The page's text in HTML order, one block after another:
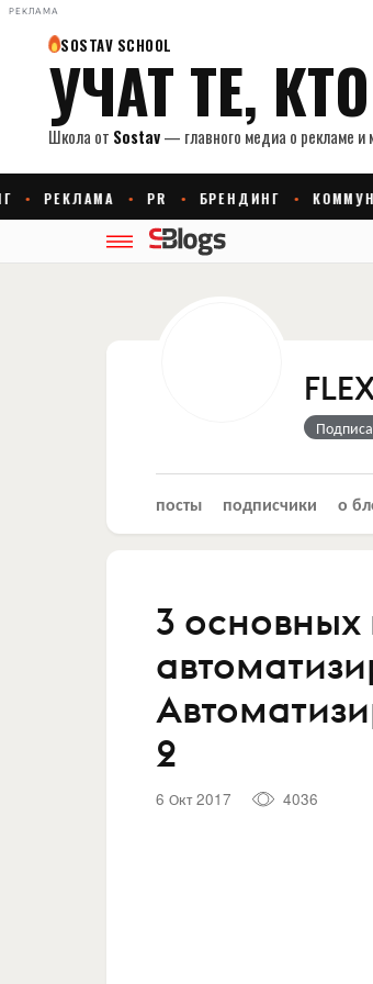
РЕКЛАМА
посты подписчики о
3
2
6 Окт 2017 4036